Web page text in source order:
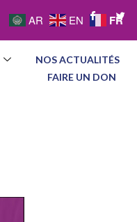
AR EN FR
NOS ACTUALITÉS
FAIRE UN DON